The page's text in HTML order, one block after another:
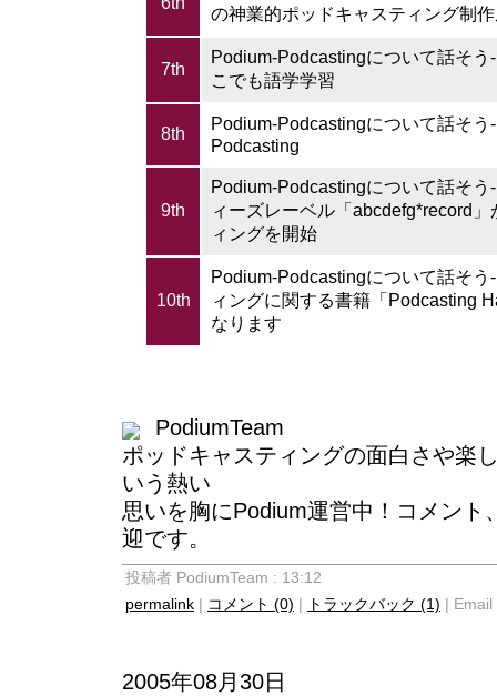
の神業的ポッドキャスティング制
7th
Podium-Podcastingについて話そう
こでも語学学習
8th
Podium-Podcastingについて話そう
Podcasting
9th
Podium-Podcastingについて話そう
ィーズレーベル「abcdefg*record
ィングを開始
10th
Podium-Podcastingについて話そう
ィングに関する書籍「Podcasting
なります
PodiumTeam
ポッドキャスティングの面白さや楽
いう熱い
思いを胸にPodium運営中！コメント
迎です。
投稿者 PodiumTeam : 13:12
permalink | コメント (0) | トラックバック (1) |
2005年08月30日